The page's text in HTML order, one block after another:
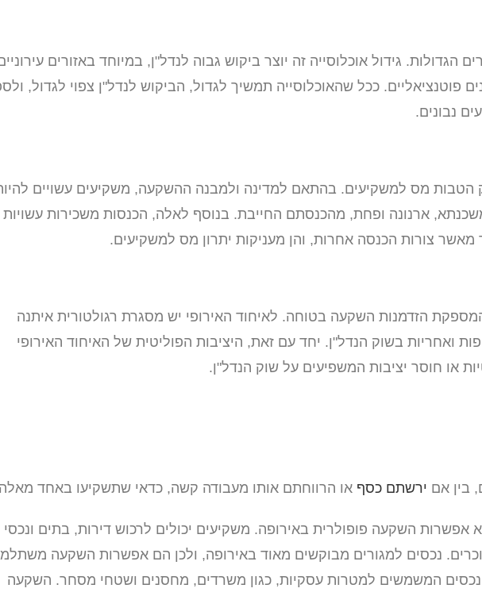
הגדולות. גידול אוכלוסייה זה יוצר ביקוש גבוה לנדל"ן, במיוחד באזורים
פוטנציאליים. ככל שהאוכלוסייה תמשיך לגדול, הביקוש לנדל"ן צפוי לגדול,
נבונים.
הטבות מס למשקיעים. בהתאם למדינה ולמבנה ההשקעה, משקיעים עשויים
משכנתא, ארנונה ופחת, מהכנסתם החייבת. בנוסף לאלה, הכנסות משכירות עשויות
מאשר צורות הכנסה אחרות, והן מעניקות יתרון מס למשקיעים.
הזדמנות השקעה בטוחה. לאיחוד האירופי יש מסגרת רגולטורית איתנה
ואחריות בשוק הנדל"ן. יחד עם זאת, היציבות הפוליטית של האיחוד האירופי
או חוסר יציבות המשפיעים על שוק הנדל"ן.
בין אם ירשתם כסף או הרווחתם אותו מעבודה קשה, כדאי שתשקיעו באחד
אפשרות השקעה פופולרית באירופה. משקיעים יכולים לרכוש דירות, בתים ונכסי
נכסים למגורים מבוקשים מאוד באירופה, ולכן הם אפשרות השקעה
נכסים המשמשים למטרות עסקיות, כגון משרדים, מחסנים ושטחי מסחר. השקעה